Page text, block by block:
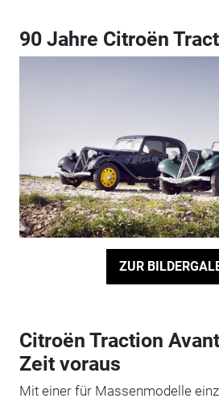
90 Jahre Citroën
ZUR
Citroën Traction
Zeit voraus
Mit einer für Massenmodelle